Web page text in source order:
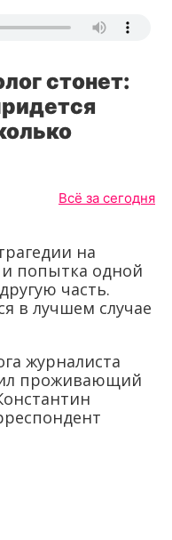
стонет:
Всё за сегодня
на
попытка одной
часть.
в лучшем случае
журналиста
проживающий